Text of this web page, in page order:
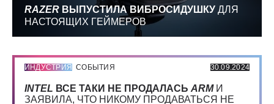
RAZER ВЫПУСТИЛА ВИБРОСИДУШКУ ДЛЯ
НАСТОЯЩИХ ГЕЙМЕРОВ
ИНДУСТРИЯ СОБЫТИЯ 30.09.2024
INTEL ВСЕ ТАКИ НЕ ПРОДАЛАСЬ ARMИ
ЗАЯВИЛА, ЧТО НИКОМУ ПРОДАВАТЬСЯ НЕ